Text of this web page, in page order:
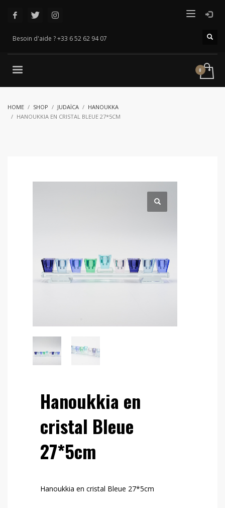
Besoin d'aide ? +33 6 52 62 94 07
HOME SHOP JUDAÏCA
HANOUKKA
HANOUKKIA EN CRISTAL BLEUE 27*5CM
Hanoukkia en
cristal Bleue
27*5cm
Hanoukkia en cristal Bleue 27*5cm